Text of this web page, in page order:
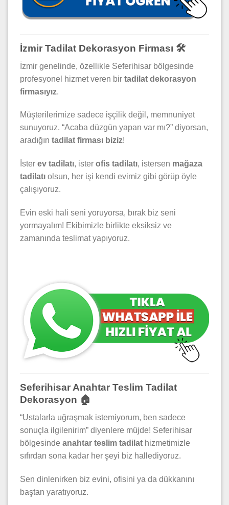
İzmir Tadilat Dekorasyon Firması 🛠️
İzmir genelinde, özellikle Seferihisar bölgesinde
profesyonel hizmet veren bir tadilat dekorasyon
firmasıyız.
Müşterilerimize sadece işçilik değil, memnuniyet
sunuyoruz. “Acaba düzgün yapan var mı?” diyorsan,
aradığın tadilat firması biziz!
İster ev tadilatı, ister ofis tadilatı, istersen mağaza
tadilatı olsun, her işi kendi evimiz gibi görüp öyle
çalışıyoruz.
Evin eski hali seni yoruyorsa, bırak biz seni
yormayalım! Ekibimizle birlikte eksiksiz ve
zamanında teslimat yapıyoruz.
Seferihisar Anahtar Teslim Tadilat
Dekorasyon 🏠
“Ustalarla uğraşmak istemiyorum, ben sadece
sonuçla ilgilenirim” diyenlere müjde! Seferihisar
bölgesinde anahtar teslim tadilat hizmetimizle
sıfırdan sona kadar her şeyi biz hallediyoruz.
Sen dinlenirken biz evini, ofisini ya da dükkanını
baştan yaratıyoruz.